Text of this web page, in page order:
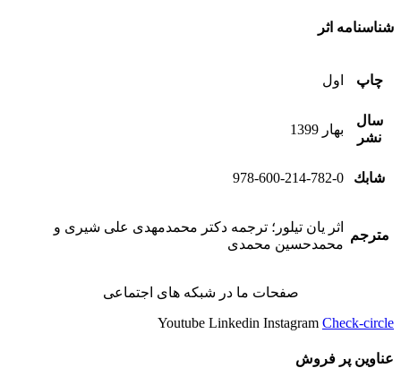
شناسنامه اثر
چاپ اول
سال
نشر
بهار 1399
شابك 978-600-214-782-0
مترجم
اثر یان تیلور؛ ترجمه دکتر محمدمهدی علی شیری و
محمدحسین محمدی
صفحات ما در شبکه های اجتماعی
Youtube Linkedin Instagram Check-circle
عناوین پر فروش